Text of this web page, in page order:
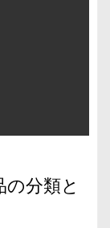
分類と